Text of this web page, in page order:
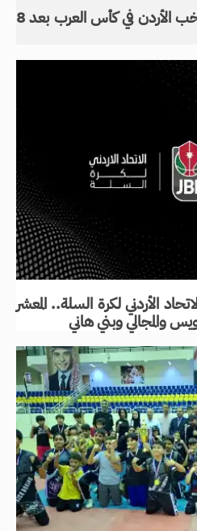
فيفا يحول مستحقات منتخب الأردن في كأس العرب بعد 8
الأردني لكرة السلة.. المعشر
والمجالي وبني هاني